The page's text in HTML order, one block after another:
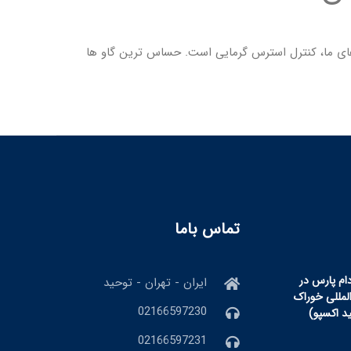
ما، کنترل استرس گرمایی است. حساس ترین گاو ها
پارس در
خوراک
اکسپو)
تماس باما
ایران - تهران - توحید
02166597230
02166597231